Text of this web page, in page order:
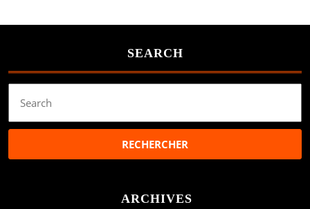
SEARCH
for:
ARCHIVES